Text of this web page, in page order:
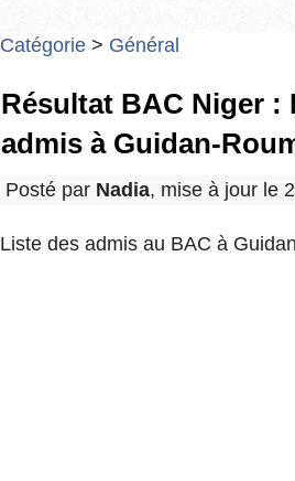
Catégorie > Général
Résultat BAC Niger :
admis à Guidan-
Posté par Nadia, mise à jour le
Liste des admis au BAC à